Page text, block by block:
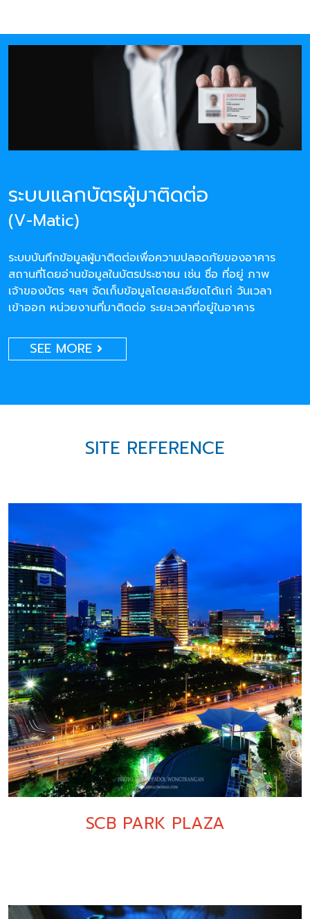
ระบบแลกบัตรผู้มาติดต่อ
(V-Matic)
ระบบบันทึกข้อมูลผู้มาติดต่อเพื่อความปลอดภัยของอาคาร
สถานที่โดยอ่านข้อมูลในบัตรประชาชน เช่น ชื่อ ที่อยู่ ภาพ
เจ้าของบัตร ฯลฯ จัดเก็บข้อมูลโดยละเอียดได้แก่ วันเวลา
เข้าออก หน่วยงานที่มาติดต่อ ระยะเวลาที่อยู่ในอาคาร
SEE MORE
SITE REFERENCE
SCB PARK PLAZA